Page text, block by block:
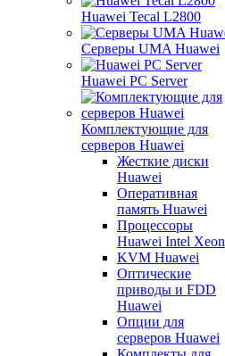
Huawei Tecal L2800
Серверы UMA Huawei
Huawei PC Server
Комплектующие для
серверов Huawei
Жесткие диски
Huawei
Оперативная
память Huawei
Процессоры
Huawei Intel Xeon
KVM Huawei
Оптические
приводы и FDD
Huawei
Опции для
серверов Huawei